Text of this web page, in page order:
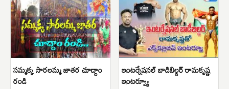
సమ్మక్క సారలమ్మ జాతర చూద్దాం
రండి
ఇంటర్నేషనల్ బాడిబిల్డర్ రామకృష్ణ
ఇంటర్వ్యూ